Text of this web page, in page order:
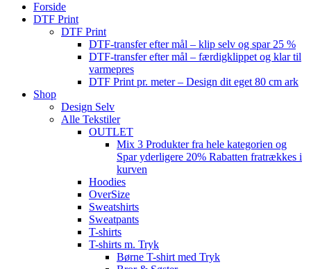
Forside
DTF Print
DTF Print
DTF-transfer efter mål – klip selv og spar 25 %
DTF-transfer efter mål – færdigklippet og klar til
varmepres
DTF Print pr. meter – Design dit eget 80 cm ark
Shop
Design Selv
Alle Tekstiler
OUTLET
Mix 3 Produkter fra hele kategorien og
Spar yderligere 20% Rabatten fratrækkes i
kurven
Hoodies
OverSize
Sweatshirts
Sweatpants
T-shirts
T-shirts m. Tryk
Børne T-shirt med Tryk